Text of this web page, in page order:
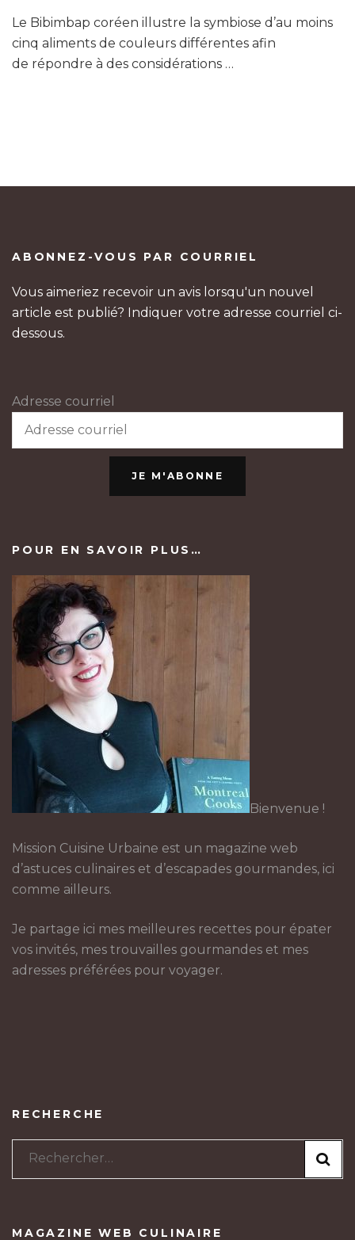
Le Bibimbap coréen illustre la symbiose d’au moins
cinq aliments de couleurs différentes afin
de répondre à des considérations …
ABONNEZ-VOUS PAR COURRIEL
Vous aimeriez recevoir un avis lorsqu'un nouvel
article est publié? Indiquer votre adresse courriel ci-
dessous.
Adresse courriel
JE M'ABONNE
POUR EN SAVOIR PLUS…
Bienvenue !
Mission Cuisine Urbaine est un magazine web
d’astuces culinaires et d’escapades gourmandes, ici
comme ailleurs.
Je partage ici mes meilleures recettes pour épater
vos invités, mes trouvailles gourmandes et mes
adresses préférées pour voyager.
RECHERCHE
Rechercher :
MAGAZINE WEB CULINAIRE